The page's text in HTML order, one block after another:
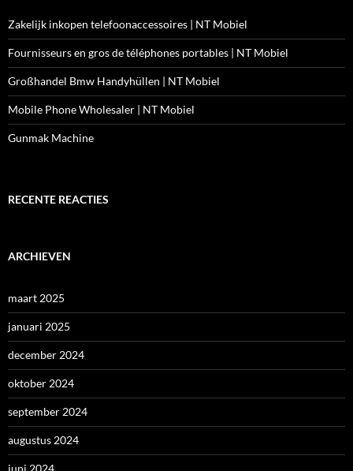
Zakelijk inkopen telefoonaccessoires | NT Mobiel
Fournisseurs en gros de téléphones portables | NT Mobiel
Großhandel Bmw Handyhüllen | NT Mobiel
Mobile Phone Wholesaler | NT Mobiel
Gunmak Machine
RECENTE REACTIES
ARCHIEVEN
maart 2025
januari 2025
december 2024
oktober 2024
september 2024
augustus 2024
juni 2024